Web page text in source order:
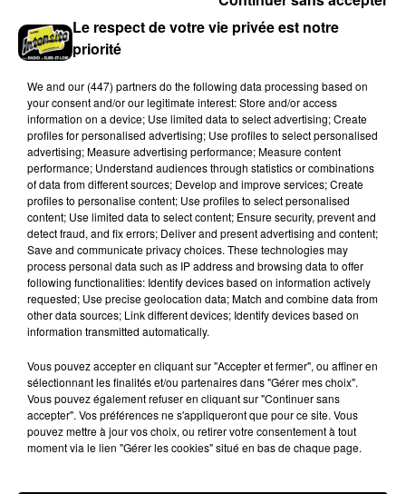
Free (1987) On The Beach
A LA UNE Voir plus
Le respect de votre vie privée est notre
priorité
We and our (447) partnersdo the following data processing based on
your consent and/or our legitimate interest: Store and/or access
information on a device; Use limited data to select advertising; Create
profiles for personalised advertising; Use profiles to select personalised
advertising; Measure advertising performance; Measure content
performance; Understand audiences through statistics or combinations
of data from different sources; Develop and improve services; Create
profiles to personalise content; Use profiles to select personalised
content; Use limited data to select content; Ensure security, prevent and
detect fraud, and fix errors; Deliver and present advertising and content;
Save and communicate privacy choices. These technologies may
process personal data such as IP address and browsing data to offer
following functionalities: Identify devices based on information actively
requested; Use precise geolocation data; Match and combine data from
other data sources; Link different devices; Identify devices based on
information transmitted automatically.
Vous pouvez accepter en cliquant sur "Accepter et fermer", ou affiner en
sélectionnant les finalités et/ou partenaires dans "Gérer mes choix".
Vous pouvez également refuser en cliquant sur "Continuer sans
accepter". Vos préférences ne s'appliqueront que pour ce site. Vous
pouvez mettre à jour vos choix, ou retirer votre consentement à tout
moment via le lien "Gérer les cookies" situé en bas de chaque page.